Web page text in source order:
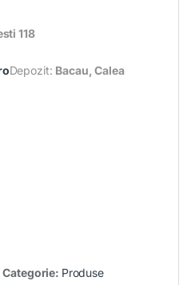
118
Depozit: Bacau, Calea
Categorie: Produse